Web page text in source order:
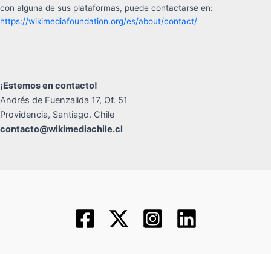
con alguna de sus plataformas, puede contactarse en:
https://wikimediafoundation.org/es/about/contact/
¡Estemos en contacto!
Andrés de Fuenzalida 17, Of. 51
Providencia, Santiago. Chile
contacto@wikimediachile.cl